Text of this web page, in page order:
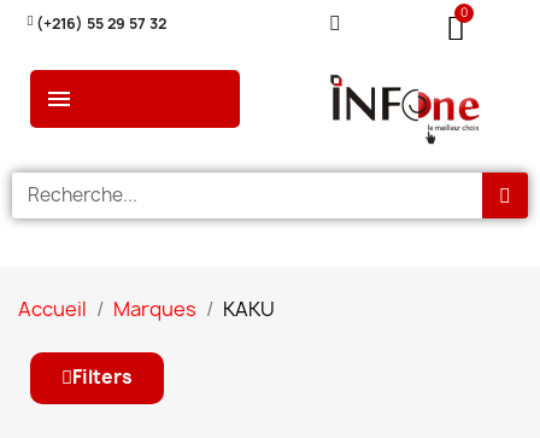
(+216) 55 29 57 32
Accueil Marques KAKU
Filters